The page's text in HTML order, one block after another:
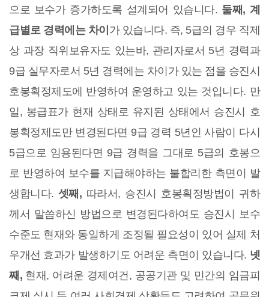
으로 보수가 증가하도록 설계되어 있습니다. 둘째, 계
급별로 경력에는 차이 가 있습니다. 즉, 5급의 경우 직제
상 과장 직위보유자도 있는바, 관리자로서 5년 경력과
9급 실무자로서 5년 경력에는 차이가 있는 점을 승진시
호봉획정제도에 반영하여 운영하고 있는 것입니다. 만
일, 봉급표가 현재 상태로 유지된 상태에서 승진시 호
봉획정제도만 변경된다면 9급 경력 5년인 사람이 다시
5급으로 임용된다면 9급 경력을 그대로 5급의 호봉으
로 반영하여 보수를 지급해야하는 불합리한 측면이 발
생합니다. 셋째, 따라서, 승진시 호봉획정방법이 귀하
께서 말씀하신 방법으로 변경된다하여도 승진시 보수
수준도 현재와 동일하게 조정될 필요성이 있어 실제 처
우개선 효과가 발생하기도 어려운 측면이 있습니다. 넷
째, 현재, 어려운 경제여건, 공공기관 및 민간의 임금피